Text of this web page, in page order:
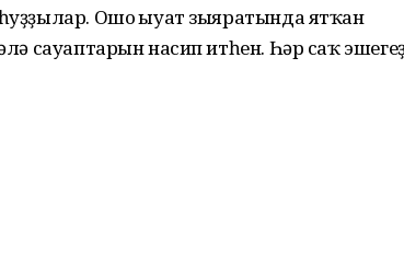
Ошо Ҡыуат зыяратында ятҡан
сауаптарын насип итһен. Һәр саҡ